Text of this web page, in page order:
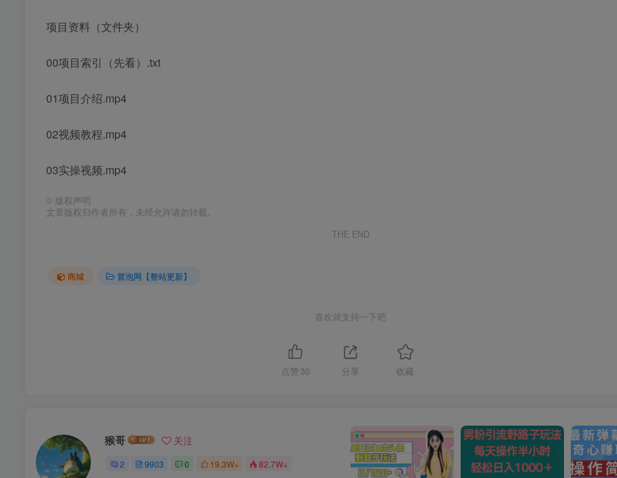
项目资料（文件夹）
00项目索引（先看）.txt
01项目介绍.mp4
02视频教程.mp4
03实操视频.mp4
© 版权声明
文章版权归作者所有，未经允许请勿转载。
THE END
商城 冒泡网【整站更新】
喜欢就支持一下吧
点赞 30 分享 收藏
猴哥 关注
2 9903 0 19.3W+ 82.7W+